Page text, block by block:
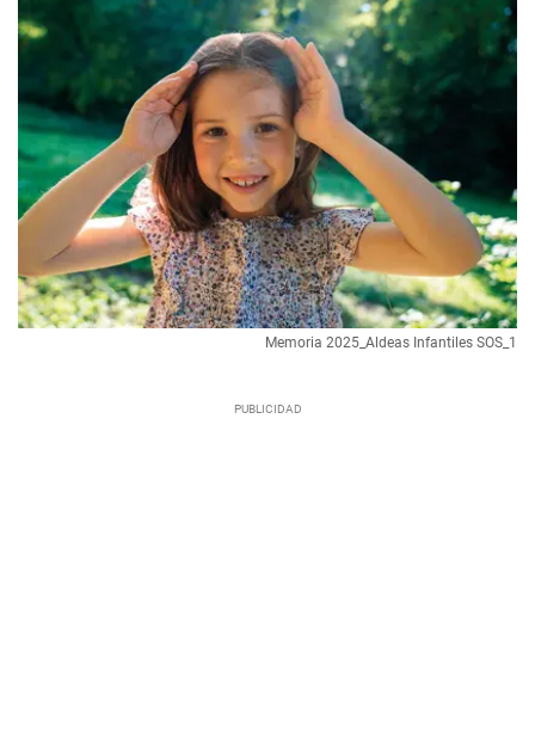
Memoria 2025_Aldeas Infantiles SOS_1